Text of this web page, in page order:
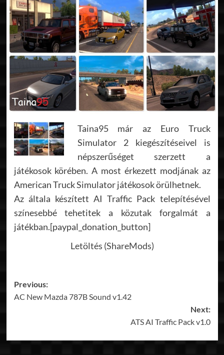
Taina95 már az Euro Truck
Simulator 2 kiegészítéseivel is
népszerűséget szerzett a
játékosok körében. A most érkezett modjának az
American Truck Simulator játékosok örülhetnek.
Az általa készített AI Traffic Pack telepítésével
színesebbé tehetitek a közutak forgalmát a
játékban.[paypal_donation_button]
Letöltés (ShareMods)
Post
navigation
Previous:
AC New Mazda 787B Sound v1.42
Next:
ATS AI Traffic Pack v1.0